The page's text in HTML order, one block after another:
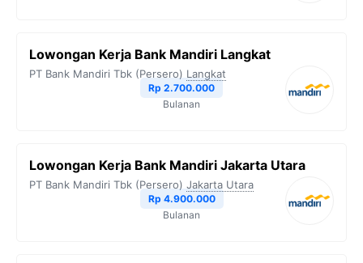
Lowongan Kerja Bank Mandiri Langkat
PT Bank Mandiri Tbk (Persero) Langkat
Rp 2.700.000
Bulanan
Lowongan Kerja Bank Mandiri Jakarta Utara
PT Bank Mandiri Tbk (Persero) Jakarta Utara
Rp 4.900.000
Bulanan